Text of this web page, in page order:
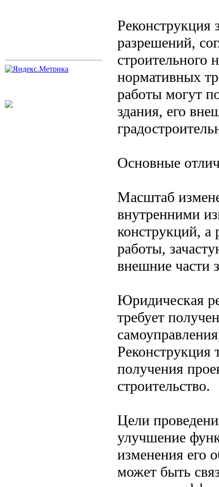
Реконструкция
разрешений,
строительного
нормативных
работы могут
здания, его
Основные
Масштаб
внутренними
конструкций, а
работы,
внешние части
Юридическая
требует
Реконструкция
получения
строительство.
Цели
улучшение
изменения его
может быть